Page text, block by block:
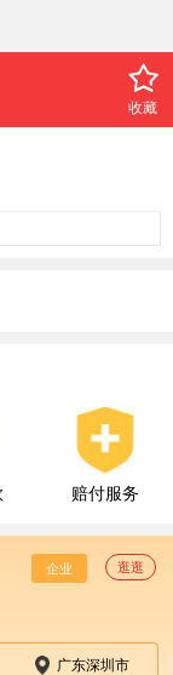
收藏
赔付服务
企业 逛逛
广东深圳市